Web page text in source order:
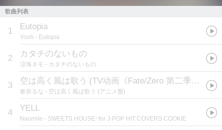
歌曲列表
1 Eutopia
Yooh - Eutopia
2 カタチのないもの
涼海ネモ - カタチのないもの
3 空は高く風は歌う (TV动画《Fate/Zero 第二季》片尾曲
春奈るな - 空は高く風は歌う (アニメ盤)
4 YELL
Naomile - SWEETS HOUSE~for J-POP HIT COVERS COOKIE